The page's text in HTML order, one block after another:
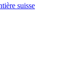
suisse